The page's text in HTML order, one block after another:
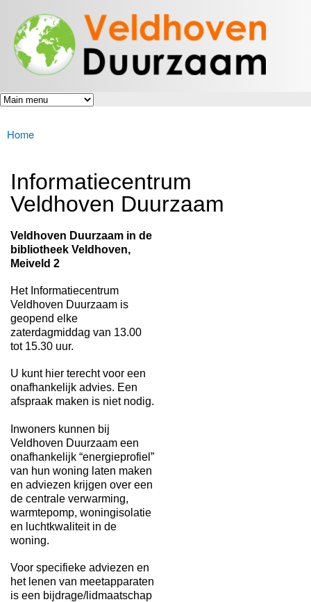
en naar
de inhoud
gaan
Veldhoven
Duurzaam
Energiek
naar de
toekomst
U bent hier
Home
Informatiecentrum
Veldhoven Duurzaam
Veldhoven Duurzaam in de
bibliotheek Veldhoven,
Meiveld 2
Het Informatiecentrum
Veldhoven Duurzaam is
geopend elke
zaterdagmiddag van 13.00
tot 15.30 uur.
U kunt hier terecht voor een
onafhankelijk advies. Een
afspraak maken is niet nodig.
Inwoners kunnen bij
Veldhoven Duurzaam een
onafhankelijk “energieprofiel”
van hun woning laten maken
en adviezen krijgen over een
de centrale verwarming,
warmtepomp, woningisolatie
en luchtkwaliteit in de
woning.
Voor specifieke adviezen en
het lenen van meetapparaten
is een bijdrage/lidmaatschap